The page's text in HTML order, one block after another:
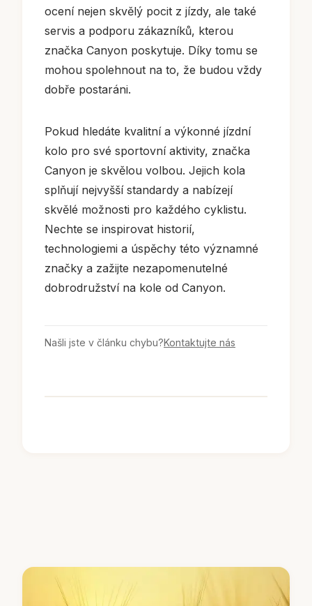
ocení nejen skvělý pocit z jízdy, ale také
servis a podporu zákazníků, kterou
značka Canyon poskytuje. Díky tomu se
mohou spolehnout na to, že budou vždy
dobře postaráni.
Pokud hledáte kvalitní a výkonné jízdní
kolo pro své sportovní aktivity, značka
Canyon je skvělou volbou. Jejich kola
splňují nejvyšší standardy a nabízejí
skvělé možnosti pro každého cyklistu.
Nechte se inspirovat historií,
technologiemi a úspěchy této významné
značky a zažijte nezapomenutelné
dobrodružství na kole od Canyon.
Našli jste v článku chybu?Kontaktujte nás